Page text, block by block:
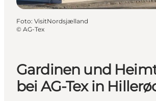
Gardinen und
bei AG-Tex in
Foto: VisitNordsjælland
© AG-Tex